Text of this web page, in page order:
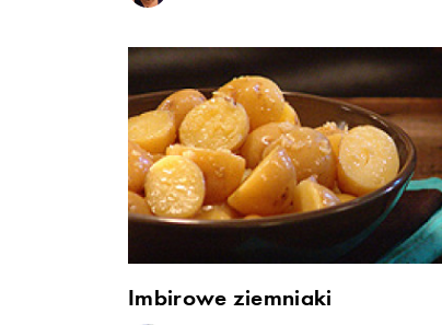
Imbirowe ziemniaki